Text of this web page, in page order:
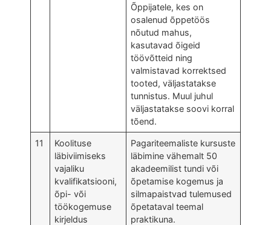
Õppijatele, kes on
osalenud õppetöös
nõutud mahus,
kasutavad õigeid
töövõtteid ning
valmistavad korrektsed
tooted, väljastatakse
tunnistus. Muul juhul
väljastatakse soovi korral
tõend.
11
Koolituse
läbiviimiseks
vajaliku
kvalifikatsiooni,
õpi- või
töökogemuse
kirjeldus
Pagariteemaliste kursuste
läbimine vähemalt 50
akadeemilist tundi või
õpetamise kogemus ja
silmapaistvad tulemused
õpetataval teemal
praktikuna.